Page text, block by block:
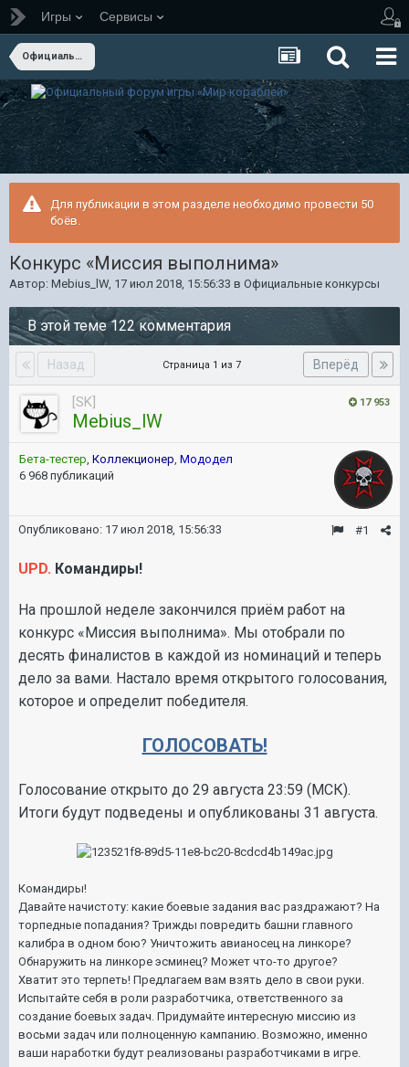
Игры Сервисы
Официальные конкурсы
Для публикации в этом разделе необходимо провести 50
боёв.
Конкурс «Миссия выполнима»
Автор: Mebius_lW, 17 июл 2018, 15:56:33 в Официальные конкурсы
В этой теме 122 комментария
Назад Вперёд
Страница 1 из 7
17 953
[SK]
Mebius_lW
Бета-тестер, Коллекционер, Мододел
6 968 публикаций
#1
Опубликовано: 17 июл 2018, 15:56:33
UPD. Командиры!
На прошлой неделе закончился приём работ на
конкурс «Миссия выполнима». Мы отобрали по
десять финалистов в каждой из номинаций и теперь
дело за вами. Настало время открытого голосования,
которое и определит победителя.
ГОЛОСОВАТЬ!
Голосование открыто до 29 августа 23:59 (МСК).
Итоги будут подведены и опубликованы 31 августа.
Командиры!
Давайте начистоту: какие боевые задания вас раздражают? На
торпедные попадания? Трижды повредить башни главного
калибра в одном бою? Уничтожить авианосец на линкоре?
Обнаружить на линкоре эсминец? Может что-то другое?
Хватит это терпеть! Предлагаем вам взять дело в свои руки.
Испытайте себя в роли разработчика, ответственного за
создание боевых задач. Придумайте интересную миссию из
восьми задач или полноценную кампанию. Возможно, именно
ваши наработки будут реализованы разработчиками в игре.